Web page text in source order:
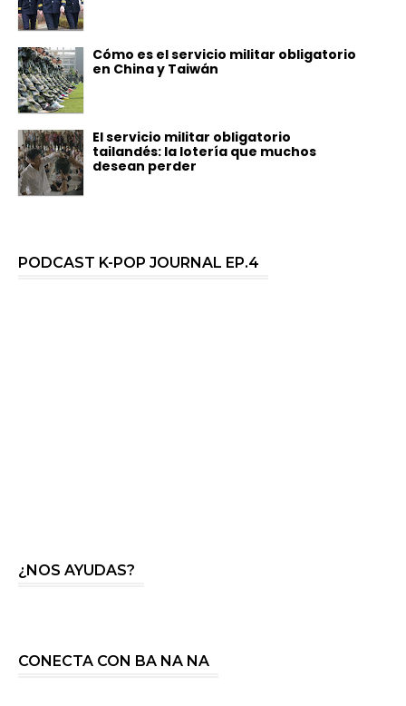
Cómo es el servicio militar obligatorio
en China y Taiwán
El servicio militar obligatorio
tailandés: la lotería que muchos
desean perder
PODCAST K-POP JOURNAL EP.4
¿NOS AYUDAS?
CONECTA CON BA NA NA